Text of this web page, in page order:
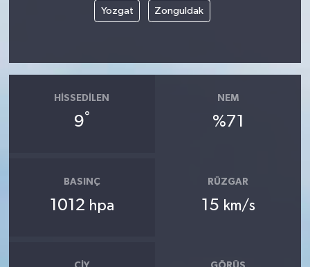
Yozgat Zonguldak
HISSEDILEN
9°
NEM
%71
BASINÇ
1012 hpa
RÜZGAR
15 km/s